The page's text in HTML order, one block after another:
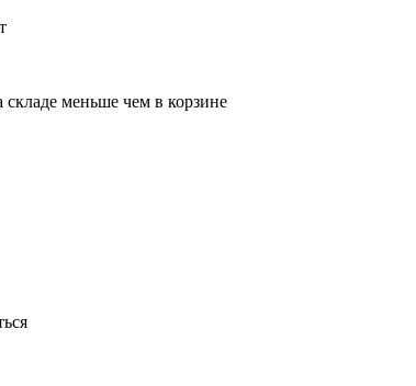
меньше чем в корзине